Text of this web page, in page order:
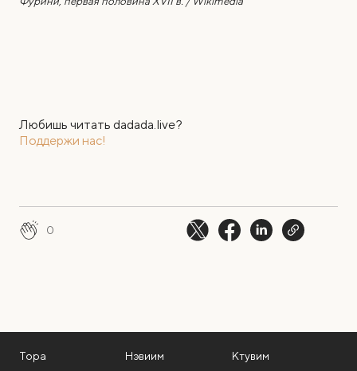
Любишь читать dadada.live?
Поддержи нас!
0
Тора Нэвиим Ктувим